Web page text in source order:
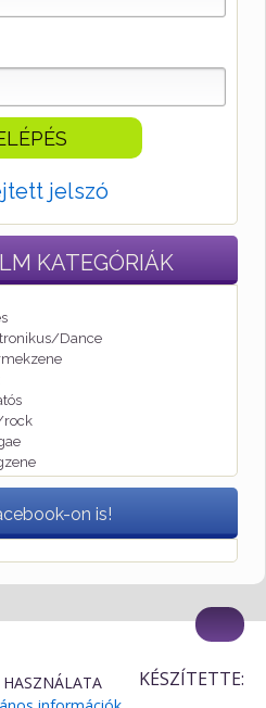
jelszó
KATEGÓRIÁK
Dance
rock
on is!
KÉSZÍTETTE: